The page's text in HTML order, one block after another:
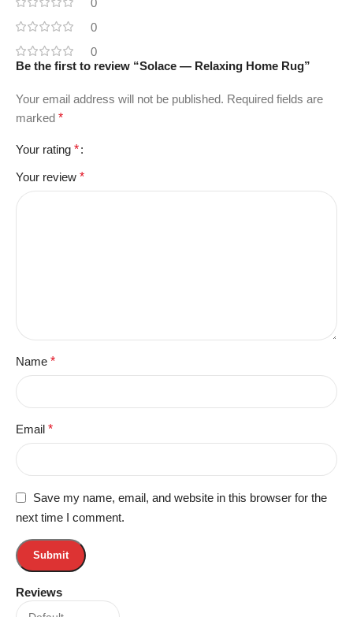
0
0
Reviews
Be the first to review “Solace — Relaxing Home Rug”
Your email address will not be published. Required fields are
marked *
Your rating *
Your review *
Name *
Email *
Save my name, email, and website in this browser for the
next time I comment.